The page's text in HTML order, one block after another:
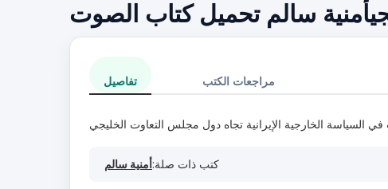
سالم تحميل كتاب الصوت
تفاصيل مراجعات الكتب
في السياسة الخارجية الإيرانية تجاه دول مجلس التعاوت الخليجي
كتب ذات صلة:أمنية سالم